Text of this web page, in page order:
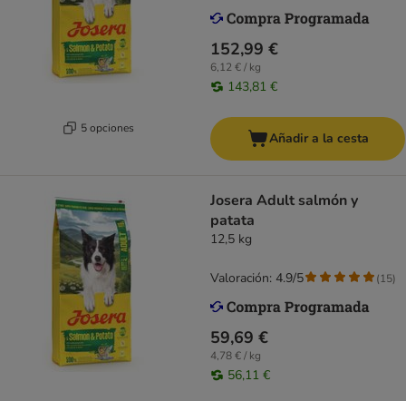
5 opciones
152,99 €
6,12 € / kg
143,81 €
Añadir a la cesta
Josera Adult salmón y
patata
12,5 kg
59,69 €
4,78 € / kg
56,11 €
Valoración: 4.9/5 (15)